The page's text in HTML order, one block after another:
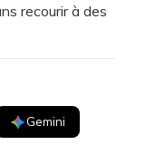
recourir à des
Gemini